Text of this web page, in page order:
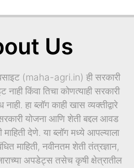
Us
(maha-agri.in) ही सरकारी
नाही किंवा तिचा कोणत्याही सरकारी
हा ब्लॉग काही खास व्यक्तीद्वारे
योजना आणि शेती बद्दल आवड
देणे. या ब्लॉग मध्ये आपल्याला
माहिती, नवीनतम शेती तंत्रज्ञान,
अपडेट्स तसेच कृषी क्षेत्रातील